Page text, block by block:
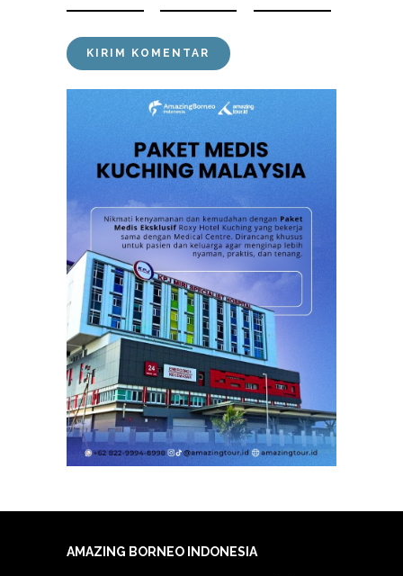
AMAZING BORNEO INDONESIA